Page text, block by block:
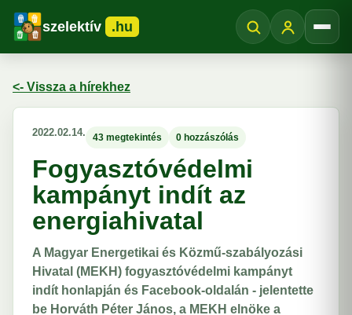
szelektív .hu
<- Vissza a hírekhez
2022.02.14. 43 megtekintés 0 hozzászólás
Fogyasztóvédelmi
kampányt indít az
energiahivatal
A Magyar Energetikai és Közmű-szabályozási
Hivatal (MEKH) fogyasztóvédelmi kampányt
indít honlapján és Facebook-oldalán - jelentette
be Horváth Péter János, a MEKH elnöke a